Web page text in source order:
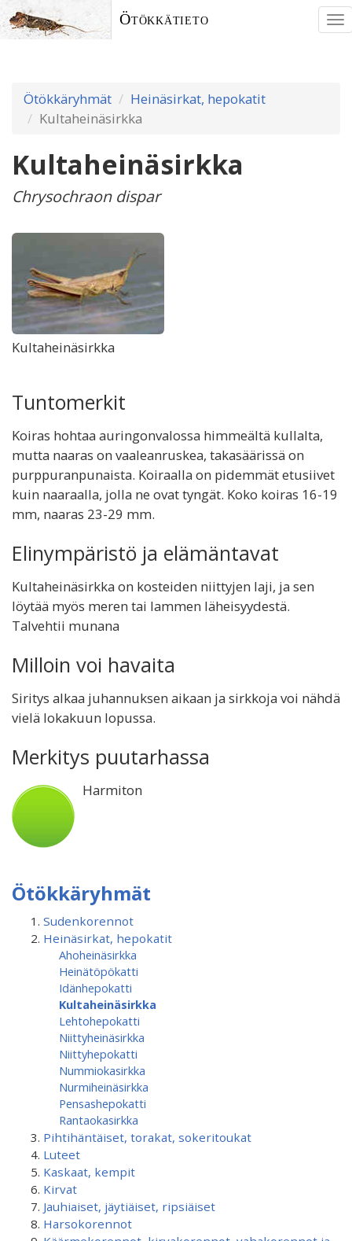
Ötökkätieto
Ötökkäryhmät
Heinäsirkat, hepokatit
Kultaheinäsirkka
Kultaheinäsirkka
Chrysochraon dispar
Kultaheinäsirkka
Tuntomerkit
Koiras hohtaa auringonvalossa himmeältä kullalta,
mutta naaras on vaaleanruskea, takasäärissä on
purppuranpunaista. Koiraalla on pidemmät etusiivet
kuin naaraalla, jolla ne ovat tyngät. Koko koiras 16-19
mm, naaras 23-29 mm.
Elinympäristö ja elämäntavat
Kultaheinäsirkka on kosteiden niittyjen laji, ja sen
löytää myös meren tai lammen läheisyydestä.
Talvehtii munana
Milloin voi havaita
Siritys alkaa juhannuksen aikaan ja sirkkoja voi nähdä
vielä lokakuun lopussa.
Merkitys puutarhassa
Harmiton
Ötökkäryhmät
Sudenkorennot
Heinäsirkat, hepokatit
Ahoheinäsirkka
Heinätöpökatti
Idänhepokatti
Kultaheinäsirkka
Lehtohepokatti
Niittyheinäsirkka
Niittyhepokatti
Nummiokasirkka
Nurmiheinäsirkka
Pensashepokatti
Rantaokasirkka
Pihtihäntäiset, torakat, sokeritoukat
Luteet
Kaskaat, kempit
Kirvat
Jauhiaiset, jäytiäiset, ripsiäiset
Harsokorennot